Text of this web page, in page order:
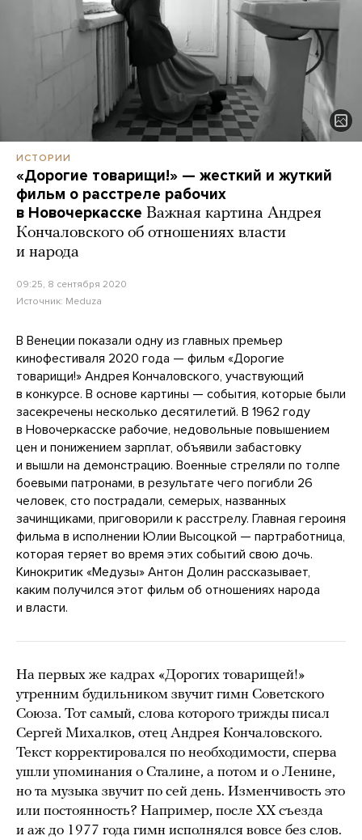
ИСТОРИИ
«Дорогие товарищи!» — жесткий и жуткий
фильм о расстреле рабочих
в Новочеркасске Важная картина Андрея
Кончаловского об отношениях власти
и народа
09:25, 8 сентября 2020
Источник: Meduza
В Венеции показали одну из главных премьер
кинофестиваля 2020 года — фильм «Дорогие
товарищи!» Андрея Кончаловского, участвующий
в конкурсе. В основе картины — события, которые были
засекречены несколько десятилетий. В 1962 году
в Новочеркасске рабочие, недовольные повышением
цен и понижением зарплат, объявили забастовку
и вышли на демонстрацию. Военные стреляли по толпе
боевыми патронами, в результате чего погибли 26
человек, сто пострадали, семерых, названных
зачинщиками, приговорили к расстрелу. Главная героиня
фильма в исполнении Юлии Высоцкой — партработница,
которая теряет во время этих событий свою дочь.
Кинокритик «Медузы» Антон Долин рассказывает,
каким получился этот фильм об отношениях народа
и власти.
На первых же кадрах «Дорогих товарищей!»
утренним будильником звучит гимн Советского
Союза. Тот самый, слова которого трижды писал
Сергей Михалков, отец Андрея Кончаловского.
Текст корректировался по необходимости, сперва
ушли упоминания о Сталине, а потом и о Ленине,
но та музыка звучит по сей день. Изменчивость это
или постоянность? Например, после XX съезда
и аж до 1977 года гимн исполнялся вовсе без слов.